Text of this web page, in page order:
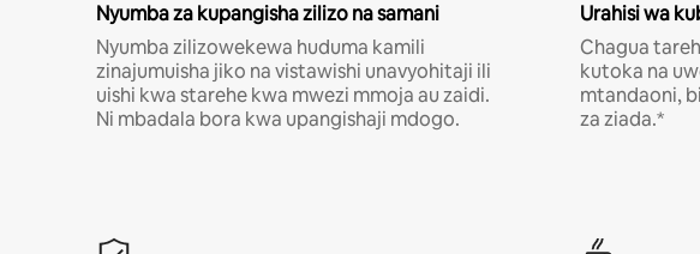
Nyumba za kupangisha zilizo na samani
Nyumba zilizowekewa huduma kamili
zinajumuisha jiko na vistawishi unavyohitaji ili
uishi kwa starehe kwa mwezi mmoja au zaidi.
Ni mbadala bora kwa upangishaji mdogo.
Urahisi wa
Chagua
kutoka na
mtandaoni,
za ziada.*